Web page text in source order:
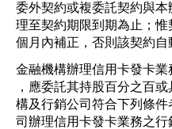
委外契約或複委託契約與
理至契約期限到期為止；
個月內補正，否則該契約自
金融機構辦理信用卡發卡
，應委託其持股百分之百
構及行銷公司符合下列條
司辦理信用卡發卡業務之行